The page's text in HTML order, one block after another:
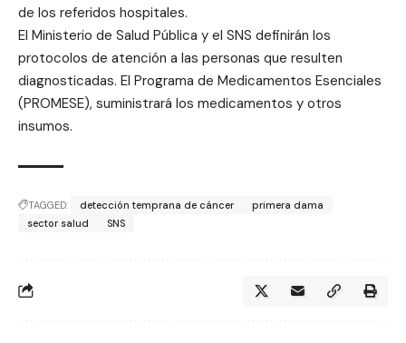
de los referidos hospitales.
El Ministerio de Salud Pública y el SNS definirán los
protocolos de atención a las personas que resulten
diagnosticadas. El Programa de Medicamentos Esenciales
(PROMESE), suministrará los medicamentos y otros
insumos.
TAGGED: detección temprana de cáncer
primera dama
sector salud
SNS